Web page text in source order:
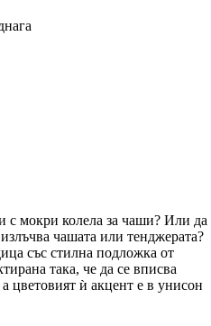
с мокри колела за чаши? Или да
чашата или тенджерата?
със стилна подложка от
така, че да се вписва
цветовият ѝ акцент е в унисон